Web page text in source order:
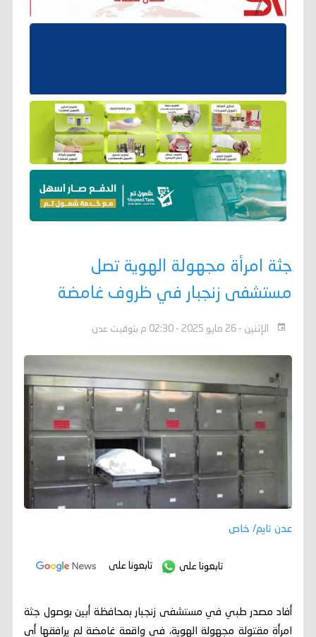
جثة امرأة مجهولة الهوية تصل
مستشفى زنجبار في ظروف غامضة
الإثنين - 26 مايو 2025 - 02:30 م بتوقيت عدن
عدن تايم/ خاص
تابعونا على تابعونا على
أفاد مصدر طبي في مستشفى زنجبار بمحافظة أبين بوصول جثة
امرأة مقتولة مجهولة الهوية، في واقعة غامضة لم يرافقها أي